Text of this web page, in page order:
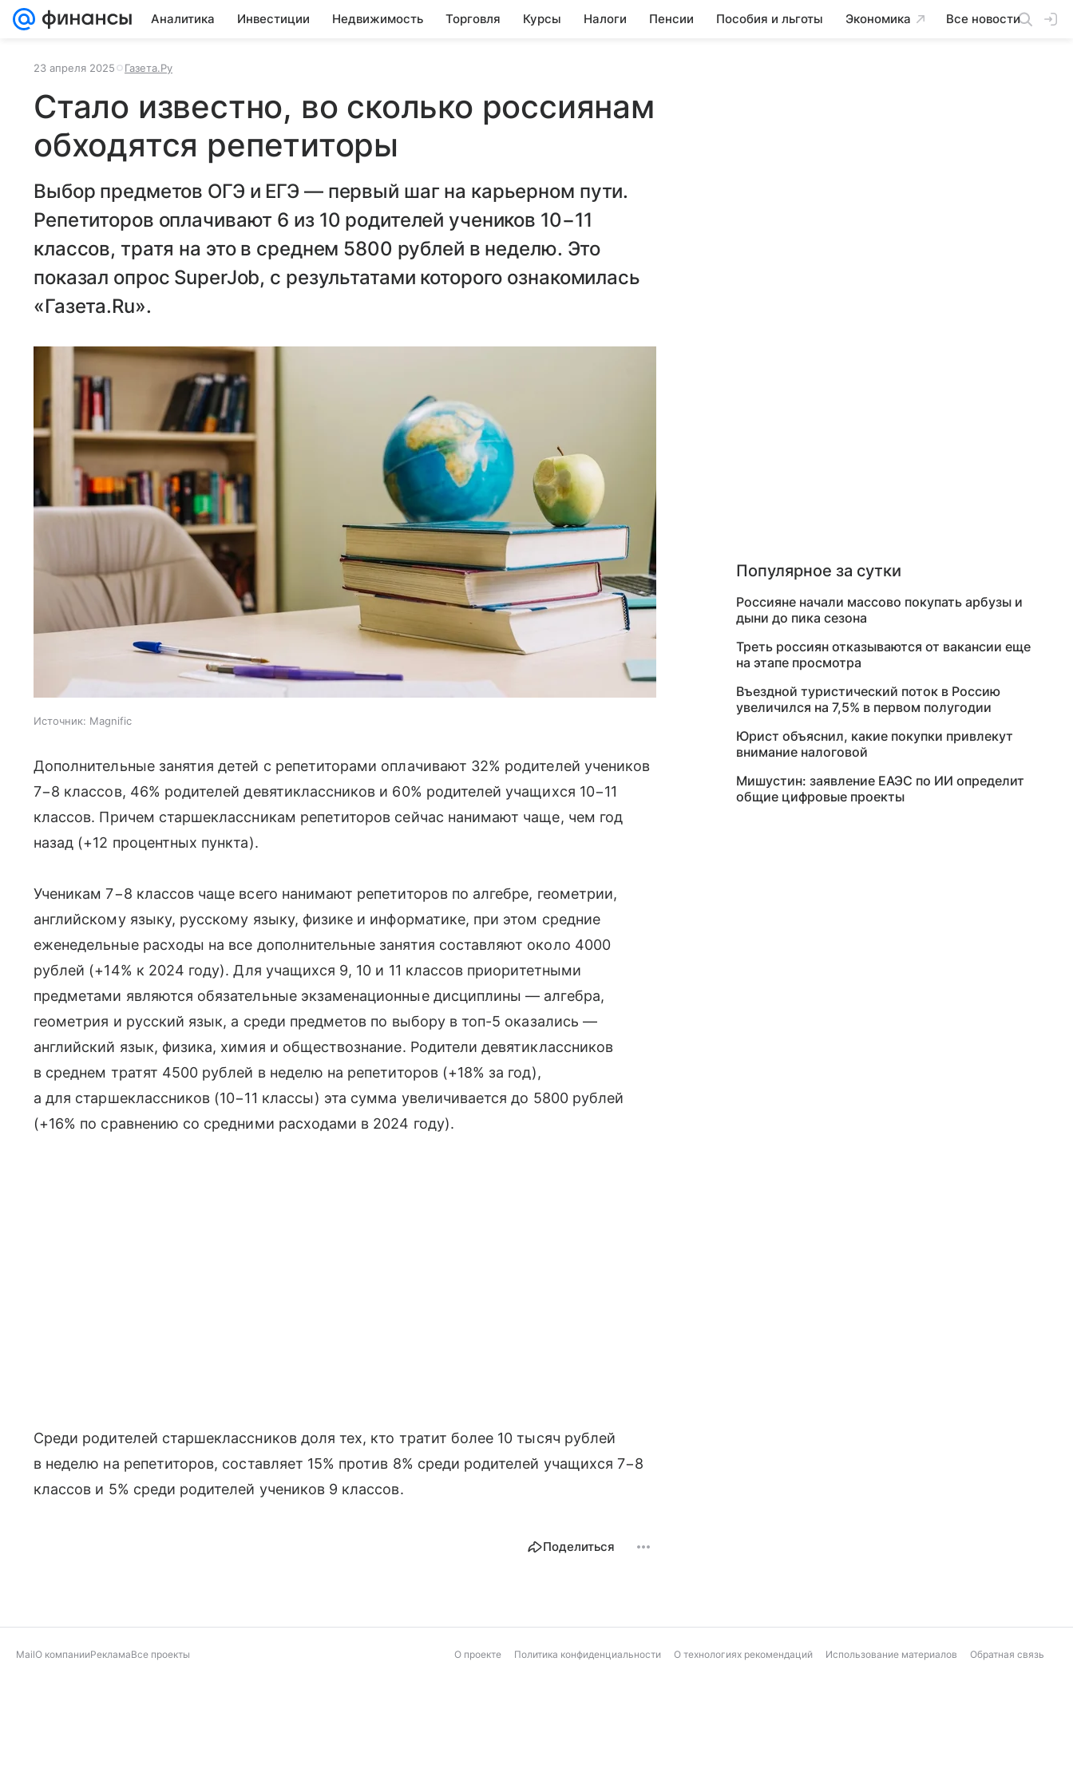
Аналитика Инвестиции Недвижимость Торговля Курсы Налоги Пенсии Пособия и льготы Экономика Все новости
23 апреля 2025 Газета.Ру
Стало известно, во сколько россиянам
обходятся репетиторы
Выбор предметов ОГЭ и ЕГЭ — первый шаг на карьерном пути.
Репетиторов оплачивают 6 из 10 родителей учеников 10−11
классов, тратя на это в среднем 5800 рублей в неделю. Это
показал опрос SuperJob, с результатами которого ознакомилась
«Газета.Ru».
Источник: Magnific
Дополнительные занятия детей с репетиторами оплачивают 32% родителей учеников
7−8 классов, 46% родителей девятиклассников и 60% родителей учащихся 10−11
классов. Причем старшеклассникам репетиторов сейчас нанимают чаще, чем год
назад (+12 процентных пункта).
Ученикам 7−8 классов чаще всего нанимают репетиторов по алгебре, геометрии,
английскому языку, русскому языку, физике и информатике, при этом средние
еженедельные расходы на все дополнительные занятия составляют около 4000
рублей (+14% к 2024 году). Для учащихся 9, 10 и 11 классов приоритетными
предметами являются обязательные экзаменационные дисциплины — алгебра,
геометрия и русский язык, а среди предметов по выбору в топ-5 оказались —
английский язык, физика, химия и обществознание. Родители девятиклассников
в среднем тратят 4500 рублей в неделю на репетиторов (+18% за год),
а для старшеклассников (10−11 классы) эта сумма увеличивается до 5800 рублей
(+16% по сравнению со средними расходами в 2024 году).
Среди родителей старшеклассников доля тех, кто тратит более 10 тысяч рублей
в неделю на репетиторов, составляет 15% против 8% среди родителей учащихся 7−8
классов и 5% среди родителей учеников 9 классов.
Поделиться
Популярное за сутки
Россияне начали массово покупать арбузы и
дыни до пика сезона
Треть россиян отказываются от вакансии еще
на этапе просмотра
Въездной туристический поток в Россию
увеличился на 7,5% в первом полугодии
Юрист объяснил, какие покупки привлекут
внимание налоговой
Мишустин: заявление ЕАЭС по ИИ определит
общие цифровые проекты
MailО компанииРекламаВсе проекты О проекте Политика конфиденциальности О технологиях рекомендаций Использование материалов Обратная связь